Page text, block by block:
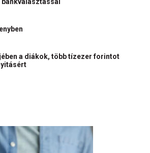
a diákok, több tízezer forintot